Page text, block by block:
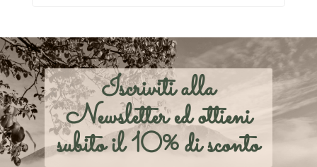
Iscriviti alla
Newsletter ed ottieni
subito il 10% di sconto